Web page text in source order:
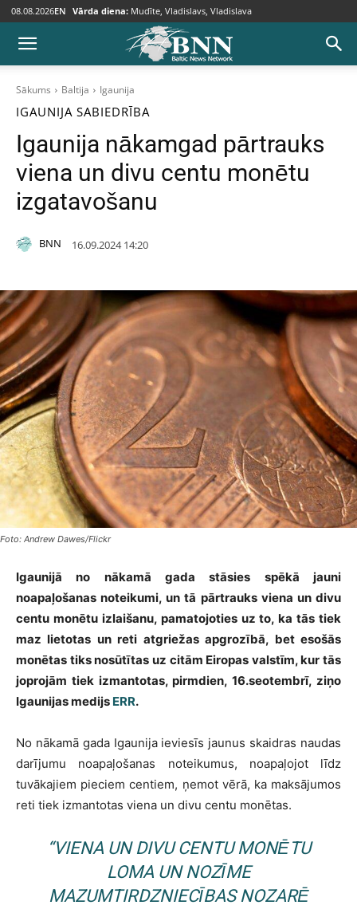
08.08.2026EN Vārda diena: Mudīte, Vladislavs, Vladislava
Sākums Baltija Igaunija
IGAUNIJA SABIEDRĪBA
Igaunija nākamgad pārtrauks
viena un divu centu monētu
izgatavošanu
BNN 16.09.2024 14:20
Foto: Andrew Dawes/Flickr
Igaunijā no nākamā gada stāsies spēkā jauni
noapaļošanas noteikumi, un tā pārtrauks viena un divu
centu monētu izlaišanu, pamatojoties uz to, ka tās tiek
maz lietotas un reti atgriežas apgrozībā, bet esošās
monētas tiks nosūtītas uz citām Eiropas valstīm, kur tās
joprojām tiek izmantotas, pirmdien, 16.seotembrī, ziņo
Igaunijas medijs ERR.
No nākamā gada Igaunija ieviesīs jaunus skaidras naudas
darījumu noapaļošanas noteikumus, noapaļojot līdz
tuvākajiem pieciem centiem, ņemot vērā, ka maksājumos
reti tiek izmantotas viena un divu centu monētas.
“VIENA UN DIVU CENTU MONĒTU
LOMA UN NOZĪME
MAZUMTIRDZNIECĪBAS NOZARĒ